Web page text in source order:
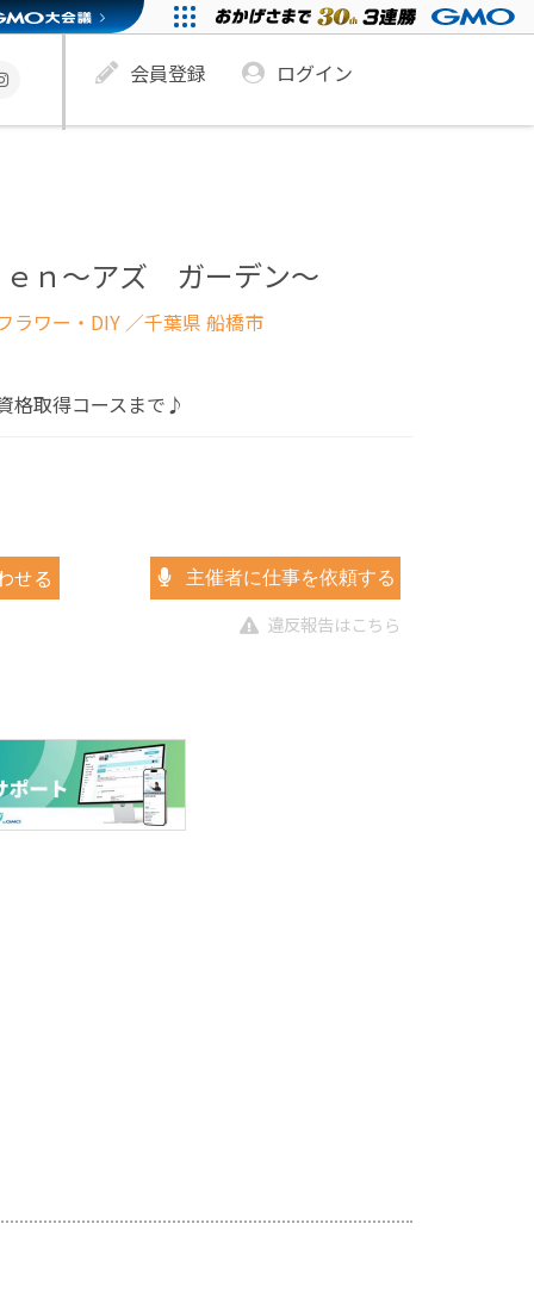
会員登録 ログイン
ｎ～アズ ガーデン～
ラワー・DIY ／千葉県 船橋市
格取得コースまで♪
せる 主催者に仕事を依頼する
違反報告はこちら